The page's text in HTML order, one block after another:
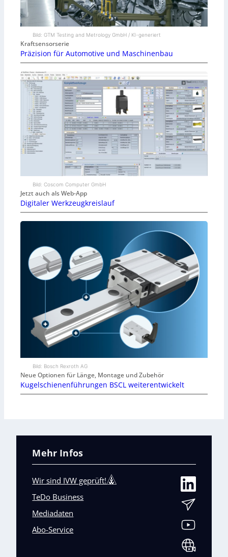
Bild: GTM Testing and Metrology GmbH / KI-generiert
Kraftsensorserie
Präzision für Automotive und Maschinenbau
Bild: Coscom Computer GmbH
Jetzt auch als Web-App
Digitaler Werkzeugkreislauf
Bild: Bosch Rexroth AG
Neue Optionen für Länge, Montage und Zubehör
Kugelschienenführungen BSCL weiterentwickelt
Mehr Infos
Wir sind IVW geprüft!
TeDo Business
Mediadaten
Abo-Service